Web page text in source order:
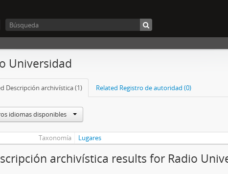
Universidad
Descripción archivística (1) Related Registro de autoridad (0)
idiomas disponibles
Taxonomía Lugares
archivística results for Radio